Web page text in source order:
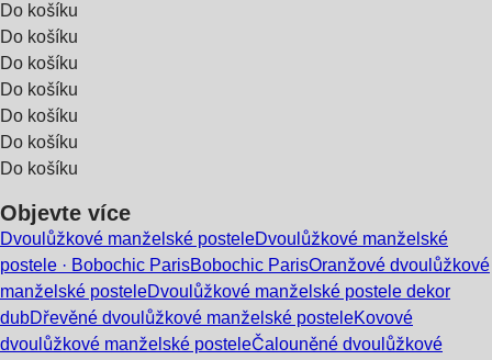
Do košíku
Do košíku
Do košíku
Do košíku
Do košíku
Do košíku
Do košíku
Objevte více
Dvoulůžkové manželské posteleDvoulůžkové manželské
postele · Bobochic ParisBobochic ParisOranžové dvoulůžkové
manželské posteleDvoulůžkové manželské postele dekor
dubDřevěné dvoulůžkové manželské posteleKovové
dvoulůžkové manželské posteleČalouněné dvoulůžkové